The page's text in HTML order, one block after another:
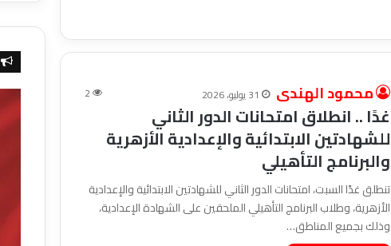
محمود الهندى 31 يوليو، 2026 2
غدًا .. انطلاق امتحانات الدور الثاني
للشهادتين الابتدائية والإعدادية الأزهرية
والبرنامج التأهيلي
تنطلق غدًا السبت، امتحانات الدور الثاني للشهادتين الابتدائية والإعدادية
الأزهرية، وطلاب البرنامج التأهيلي الملحقين على الشهادة الإعدادية،
وذلك بجميع المناطق…